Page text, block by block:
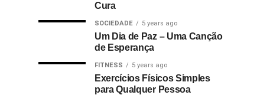
Cura
SOCIEDADE 5 years ago
Um Dia de Paz – Uma Canção
de Esperança
FITNESS 5 years ago
Exercícios Físicos Simples
para Qualquer Pessoa